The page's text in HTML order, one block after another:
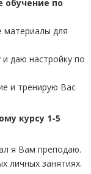
обучение по
материалы для
даю настройку по
и тренирую Вас
курсу 1-5
я Вам преподаю.
личных занятиях.